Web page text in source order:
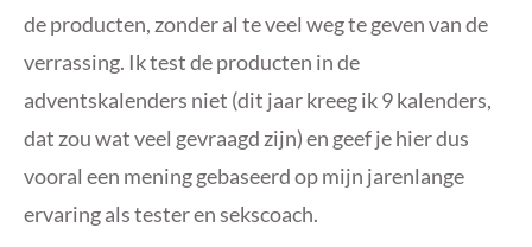
de producten, zonder al te veel weg te geven van de
verrassing. Ik test de producten in de
adventskalenders niet (dit jaar kreeg ik 9 kalenders,
dat zou wat veel gevraagd zijn) en geef je hier dus
vooral een mening gebaseerd op mijn jarenlange
ervaring als tester en sekscoach.